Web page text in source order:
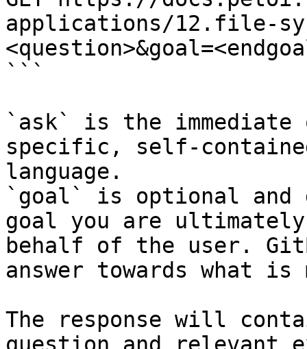
applications/12.file-
```
`ask` is the
specific, self-
language.
`goal` is optional and
goal you are
behalf of the user.
answer towards what
The response will